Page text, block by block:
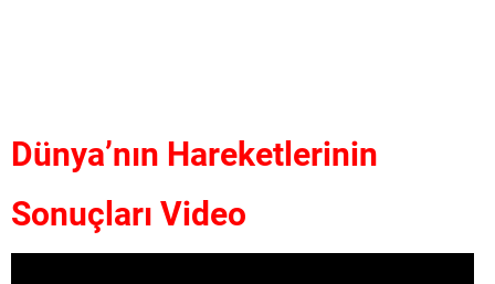
Dünya’nın Hareketlerinin
Sonuçları Video